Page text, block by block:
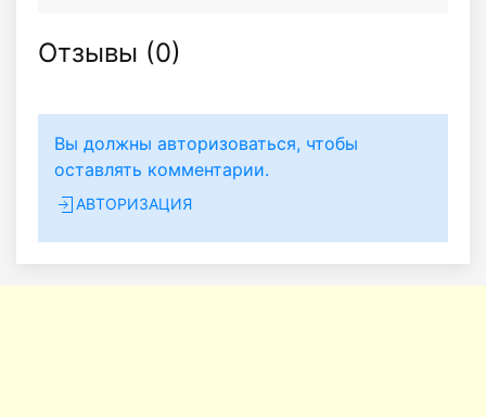
Отзывы (0)
Вы должны авторизоваться, чтобы
оставлять комментарии.
АВТОРИЗАЦИЯ